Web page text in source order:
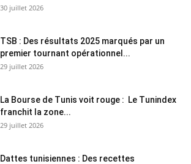
30 juillet 2026
TSB : Des résultats 2025 marqués par un
premier tournant opérationnel...
29 juillet 2026
La Bourse de Tunis voit rouge : Le Tunindex
franchit la zone...
29 juillet 2026
Dattes tunisiennes : Des recettes